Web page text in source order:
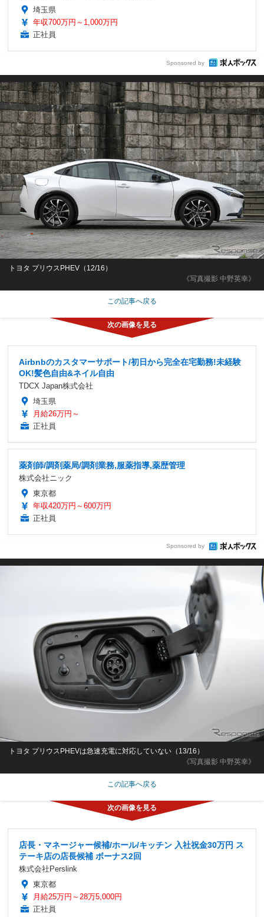
埼玉県
年収700万円～1,000万円
正社員
Sponsored by
《写真撮影 中野英幸》
トヨタ プリウスPHEV（12/16）
この記事へ戻る
Airbnbのカスタマーサポート/初日から完全在宅勤務!未経験
OK!髪色自由&ネイル自由
TDCX Japan株式会社
埼玉県
月給26万円～
正社員
薬剤師/調剤薬局/調剤業務,服薬指導,薬歴管理
株式会社ニック
東京都
年収420万円～600万円
正社員
Sponsored by
《写真撮影 中野英幸》
トヨタ プリウスPHEVは急速充電に対応していない（13/16）
この記事へ戻る
店長・マネージャー候補/ホール/キッチン 入社祝金30万円 ス
テーキ店の店長候補 ボーナス2回
株式会社Perslink
東京都
月給25万円～28万5,000円
正社員